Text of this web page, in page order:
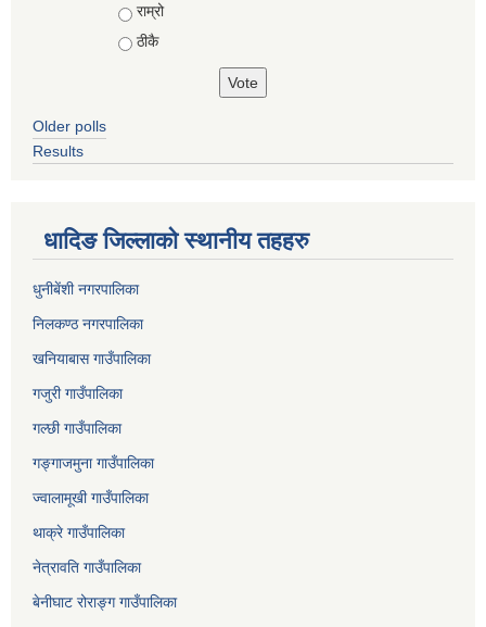
राम्रो
ठीकै
Older polls
Results
धादिङ जिल्लाकाे स्थानीय तहहरु
धुनीबेंशी नगरपालिका
निलकण्ठ नगरपालिका
खनियाबास गाउँपालिका
गजुरी गाउँपालिका
गल्छी गाउँपालिका
गङ्गाजमुना गाउँपालिका
ज्वालामूखी गाउँपालिका
थाक्रे गाउँपालिका
नेत्रावति गाउँपालिका
बेनीघाट रोराङ्ग गाउँपालिका